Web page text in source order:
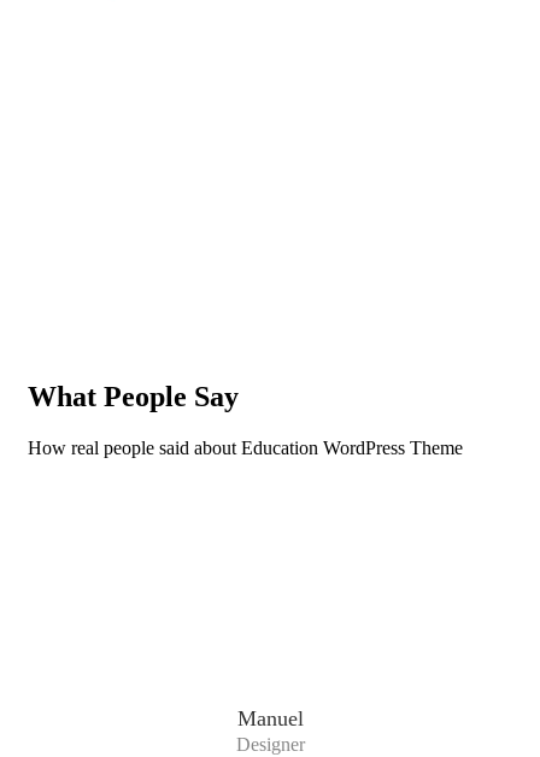
What People Say
How real people said about Education WordPress Theme
Manuel
Designer